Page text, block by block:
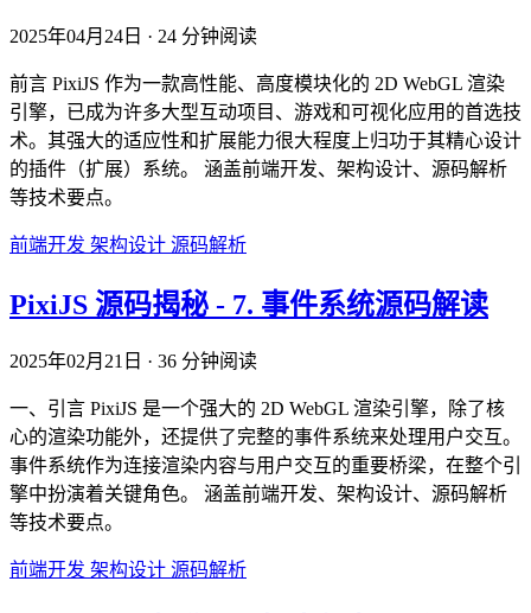
2025年04月24日 · 24 分钟阅读
前言 PixiJS 作为一款高性能、高度模块化的 2D WebGL 渲染
引擎，已成为许多大型互动项目、游戏和可视化应用的首选技
术。其强大的适应性和扩展能力很大程度上归功于其精心设计
的插件（扩展）系统。 涵盖前端开发、架构设计、源码解析
等技术要点。
前端开发 架构设计 源码解析
PixiJS 源码揭秘 - 7. 事件系统源码解读
2025年02月21日 · 36 分钟阅读
一、引言 PixiJS 是一个强大的 2D WebGL 渲染引擎，除了核
心的渲染功能外，还提供了完整的事件系统来处理用户交互。
事件系统作为连接渲染内容与用户交互的重要桥梁，在整个引
擎中扮演着关键角色。 涵盖前端开发、架构设计、源码解析
等技术要点。
前端开发 架构设计 源码解析